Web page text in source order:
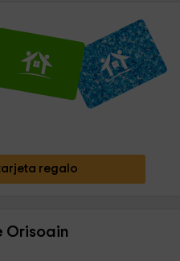
regalo
Orisoain